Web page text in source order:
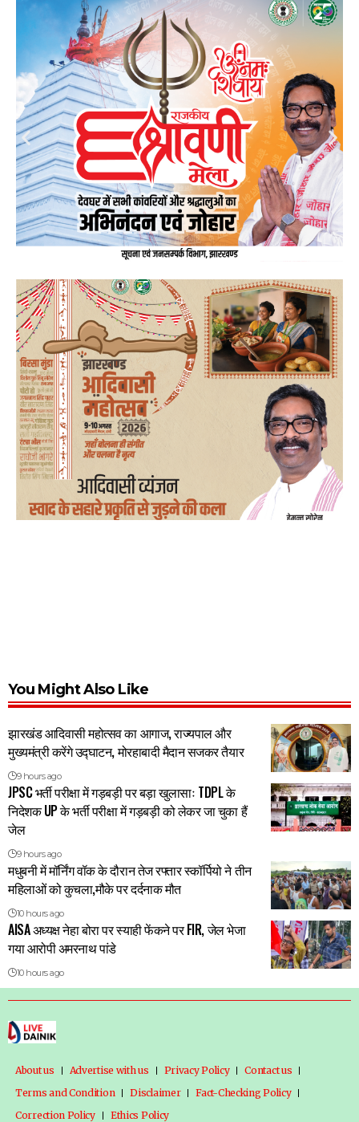
You Might Also Like
झारखंड आदिवासी महोत्सव का आगाज, राज्यपाल और
मुख्यमंत्री करेंगे उद्घाटन, मोरहाबादी मैदान सजकर तैयार
9 hours ago
JPSC भर्ती परीक्षा में गड़बड़ी पर बड़ा खुलासाः TDPL के
निदेशक UP के भर्ती परीक्षा में गड़बड़ी को लेकर जा चुका हैं
जेल
9 hours ago
मधुबनी में मॉर्निंग वॉक के दौरान तेज रफ्तार स्कॉर्पियो ने तीन
महिलाओं को कुचला,मौके पर दर्दनाक मौत
10 hours ago
AISA अध्यक्ष नेहा बोरा पर स्याही फेंकने पर FIR, जेल भेजा
गया आरोपी अमरनाथ पांडे
10 hours ago
About us Advertise with us Privacy Policy
Contact us
Terms and Condition
Disclaimer
Fact-Checking Policy
Correction Policy
Ethics Policy